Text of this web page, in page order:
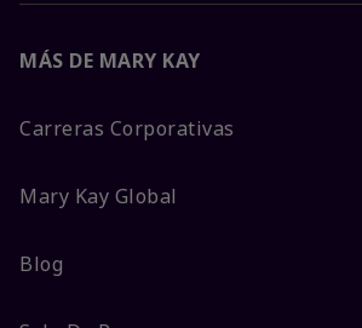
MÁS DE MARY KAY
Carreras Corporativas
Mary Kay Global
Blog